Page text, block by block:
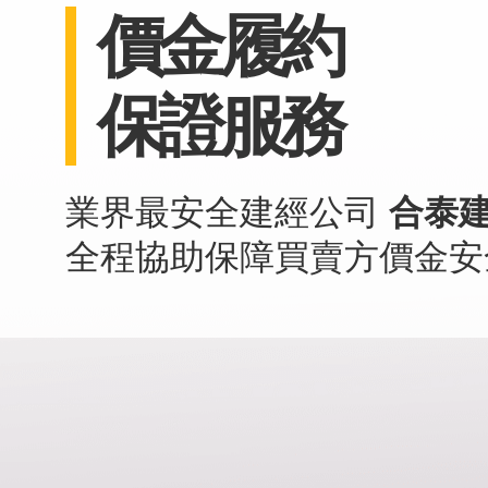
價金履約
保證服務
業界最安全建經公司 合泰
全程協助保障買賣方價金